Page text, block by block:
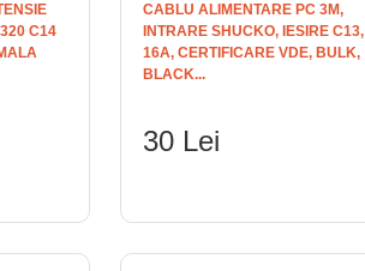
C14
CABLU ALIMENTARE PC 3M,
INTRARE SHUCKO, IESIRE C13,
16A, CERTIFICARE VDE, BULK,
BLACK...
30 Lei